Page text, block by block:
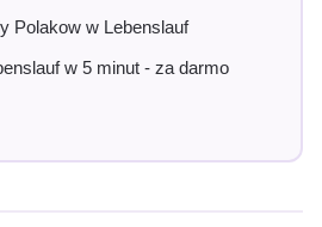
Polakow w Lebenslauf
w 5 minut - za darmo